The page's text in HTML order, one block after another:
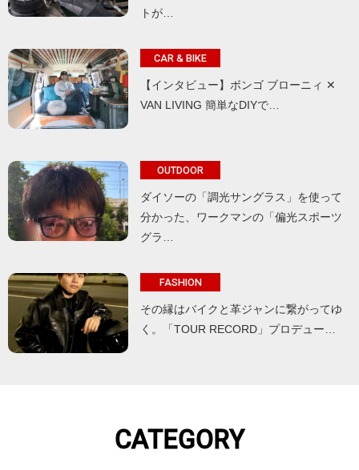
トが…
CAR & BIKE
【インタビュー】ボンゴ ブローニィ ✕
VAN LIVING 簡単なDIYで…
OUTDOOR
ダイソーの「調光サングラス」を使って
分かった、ワークマンの「偏光スポーツ
グラ…
FASHION
その縁はバイクと革ジャンに繋がってゆ
く。「TOUR RECORD」プロデュー…
CATEGORY